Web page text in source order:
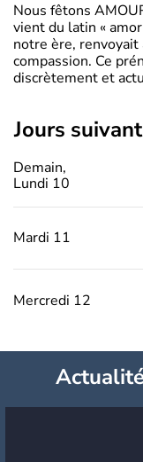
Nous fêtons
vient du latin «
notre ère,
compassion. Ce
discrètement et
jours
Demain,
Lundi 10
Mardi 11
Mercredi 12